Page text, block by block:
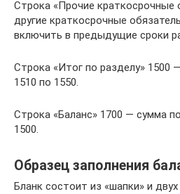
Строка «Прочие краткосрочные
другие краткосрочные
включить в предыдущие сроки
Строка «Итог по разделу» 1500
1510 по 1550.
Строка «Баланс» 1700 — сумма
1500.
Образец заполнения
Бланк состоит из «шапки» и